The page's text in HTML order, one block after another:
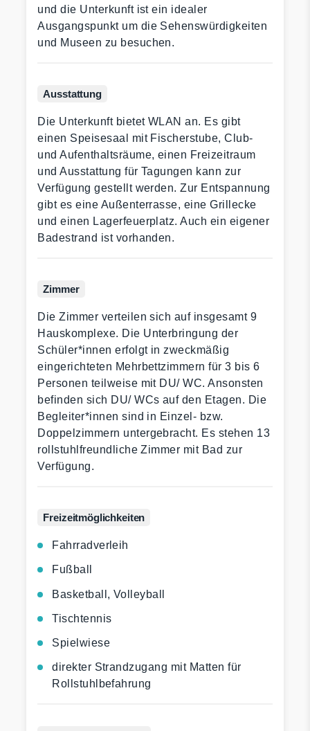
und die Unterkunft ist ein idealer
Ausgangspunkt um die Sehenswürdigkeiten
und Museen zu besuchen.
Ausstattung
Die Unterkunft bietet WLAN an. Es gibt
einen Speisesaal mit Fischerstube, Club-
und Aufenthaltsräume, einen Freizeitraum
und Ausstattung für Tagungen kann zur
Verfügung gestellt werden. Zur Entspannung
gibt es eine Außenterrasse, eine Grillecke
und einen Lagerfeuerplatz. Auch ein eigener
Badestrand ist vorhanden.
Zimmer
Die Zimmer verteilen sich auf insgesamt 9
Hauskomplexe. Die Unterbringung der
Schüler*innen erfolgt in zweckmäßig
eingerichteten Mehrbettzimmern für 3 bis 6
Personen teilweise mit DU/ WC. Ansonsten
befinden sich DU/ WCs auf den Etagen. Die
Begleiter*innen sind in Einzel- bzw.
Doppelzimmern untergebracht. Es stehen 13
rollstuhlfreundliche Zimmer mit Bad zur
Verfügung.
Freizeit­möglichkeiten
Fahrradverleih
Fußball
Basketball, Volleyball
Tischtennis
Spielwiese
direkter Strandzugang mit Matten für
Rollstuhlbefahrung